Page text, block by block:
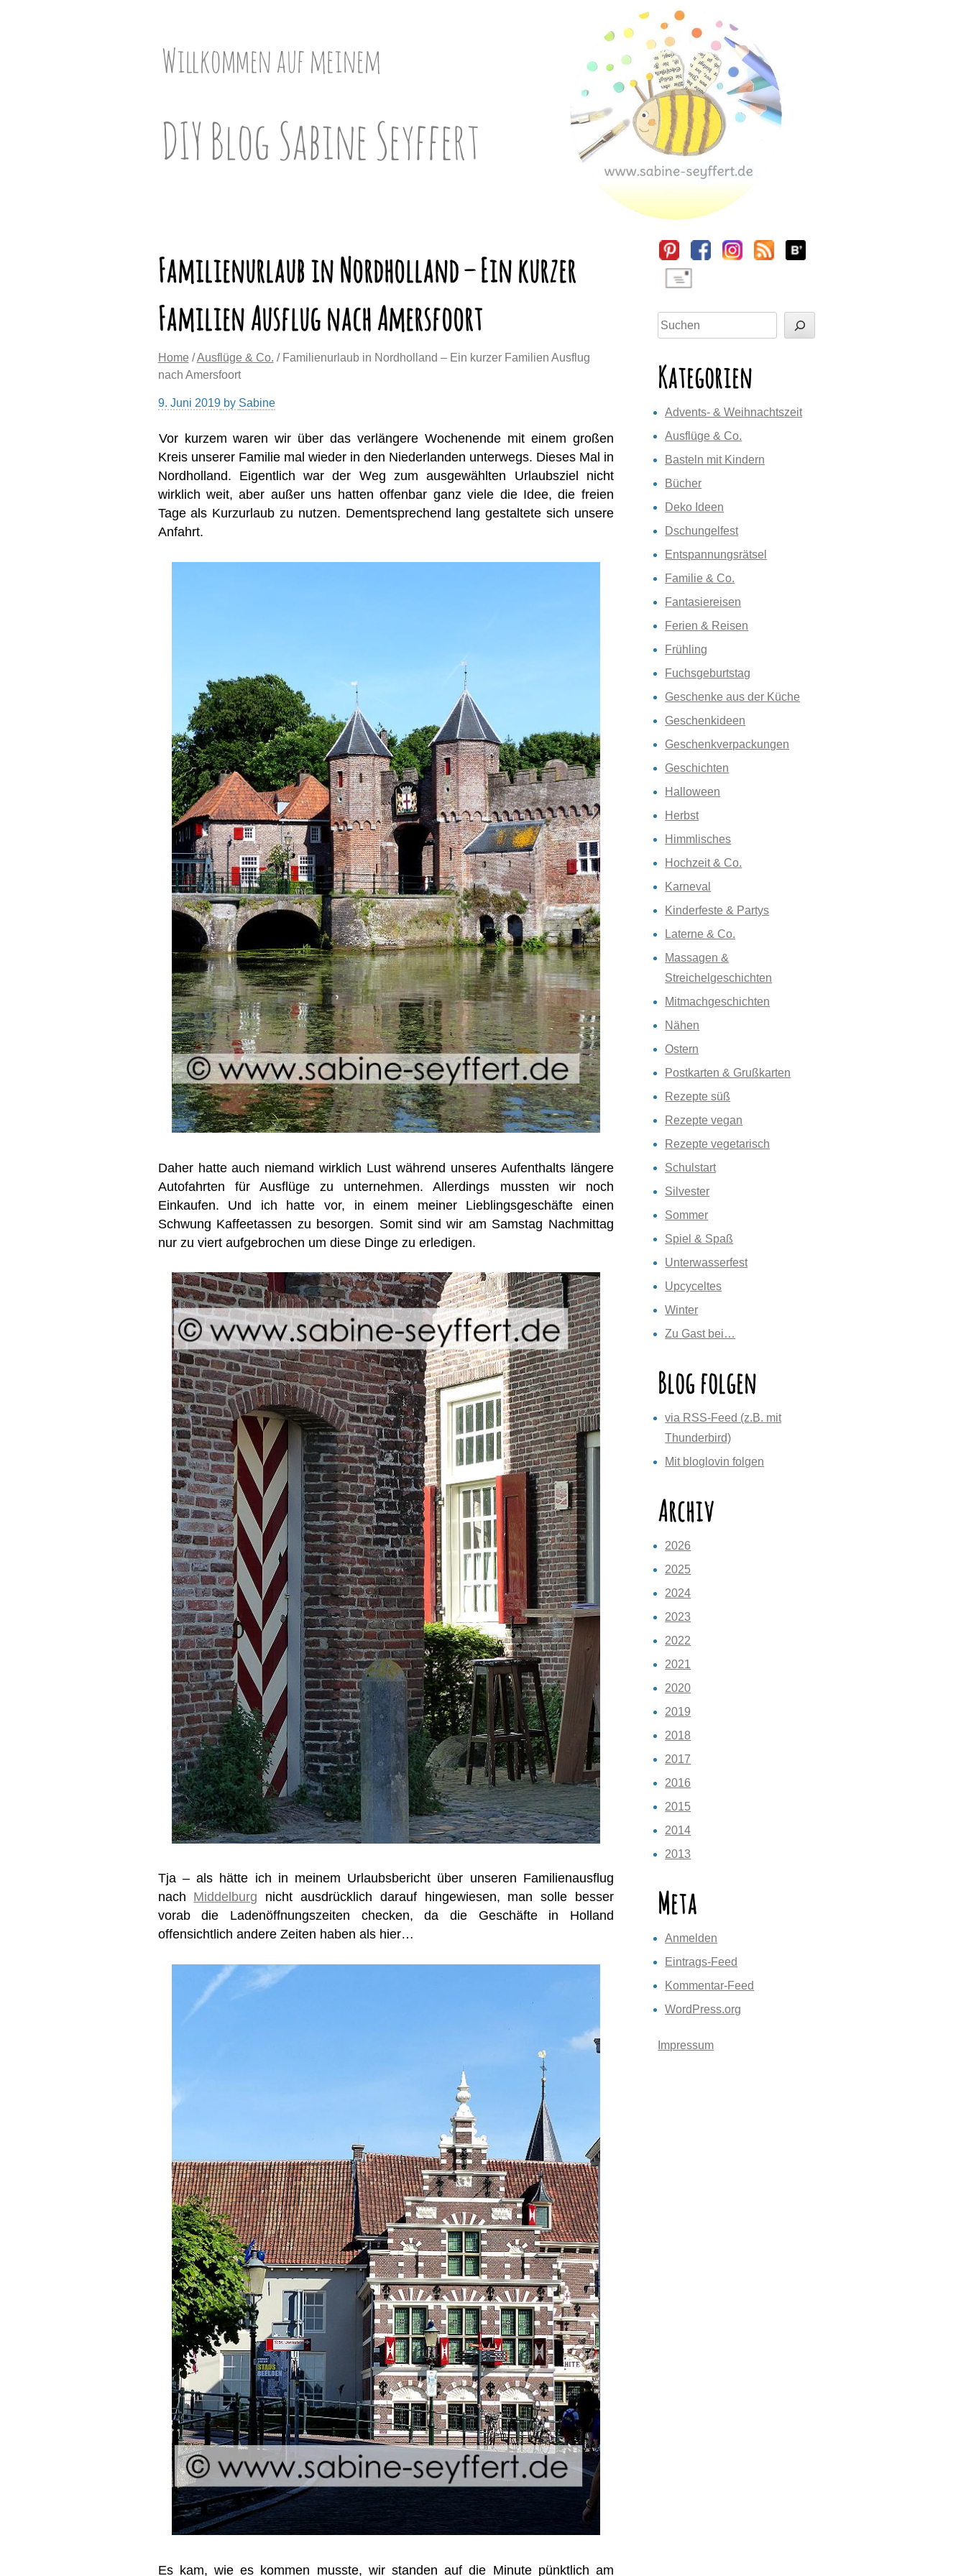
Willkommen auf meinem
DIY Blog Sabine Seyffert
Familienurlaub in Nordholland – Ein kurzer
Familien Ausflug nach Amersfoort
Home /Ausflüge & Co. / Familienurlaub in Nordholland – Ein kurzer Familien Ausflug
nach Amersfoort
9. Juni 2019by Sabine
Vor kurzem waren wir über das verlängere Wochenende mit einem großen
Kreis unserer Familie mal wieder in den Niederlanden unterwegs. Dieses Mal in
Nordholland. Eigentlich war der Weg zum ausgewählten Urlaubsziel nicht
wirklich weit, aber außer uns hatten offenbar ganz viele die Idee, die freien
Tage als Kurzurlaub zu nutzen. Dementsprechend lang gestaltete sich unsere
Anfahrt.
Daher hatte auch niemand wirklich Lust während unseres Aufenthalts längere
Autofahrten für Ausflüge zu unternehmen. Allerdings mussten wir noch
Einkaufen. Und ich hatte vor, in einem meiner Lieblingsgeschäfte einen
Schwung Kaffeetassen zu besorgen. Somit sind wir am Samstag Nachmittag
nur zu viert aufgebrochen um diese Dinge zu erledigen.
Tja – als hätte ich in meinem Urlaubsbericht über unseren Familienausflug
nach Middelburg nicht ausdrücklich darauf hingewiesen, man solle besser
vorab die Ladenöffnungszeiten checken, da die Geschäfte in Holland
offensichtlich andere Zeiten haben als hier…
Es kam, wie es kommen musste, wir standen auf die Minute pünktlich am
Sidebar
Suchen
Kategorien
Advents- & Weihnachtszeit
Ausflüge & Co.
Basteln mit Kindern
Bücher
Deko Ideen
Dschungelfest
Entspannungsrätsel
Familie & Co.
Fantasiereisen
Ferien & Reisen
Frühling
Fuchsgeburtstag
Geschenke aus der Küche
Geschenkideen
Geschenkverpackungen
Geschichten
Halloween
Herbst
Himmlisches
Hochzeit & Co.
Karneval
Kinderfeste & Partys
Laterne & Co.
Massagen &
Streichelgeschichten
Mitmachgeschichten
Nähen
Ostern
Postkarten & Grußkarten
Rezepte süß
Rezepte vegan
Rezepte vegetarisch
Schulstart
Silvester
Sommer
Spiel & Spaß
Unterwasserfest
Upcyceltes
Winter
Zu Gast bei…
Blog folgen
via RSS-Feed (z.B. mit
Thunderbird)
Mit bloglovin folgen
Archiv
2026
2025
2024
2023
2022
2021
2020
2019
2018
2017
2016
2015
2014
2013
Meta
Anmelden
Eintrags-Feed
Kommentar-Feed
WordPress.org
Impressum